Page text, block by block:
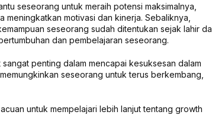
seseorang untuk meraih potensi maksimalnya,
motivasi dan kinerja. Sebaliknya,
seseorang sudah ditentukan sejak lahir
dan pembelajaran seseorang.
penting dalam mencapai kesuksesan dalam
seseorang untuk terus berkembang,
untuk mempelajari lebih lanjut tentang growth